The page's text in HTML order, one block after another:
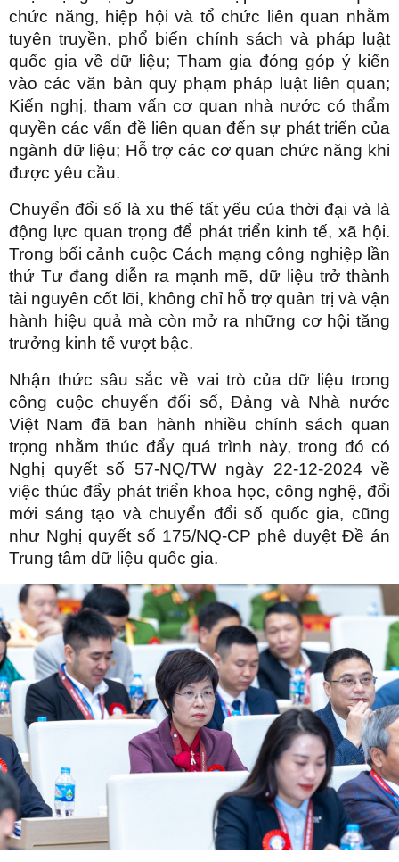
chức năng, hiệp hội và tổ chức liên quan nhằm
tuyên truyền, phổ biến chính sách và pháp luật
quốc gia về dữ liệu; Tham gia đóng góp ý kiến
vào các văn bản quy phạm pháp luật liên quan;
Kiến nghị, tham vấn cơ quan nhà nước có thẩm
quyền các vấn đề liên quan đến sự phát triển của
ngành dữ liệu; Hỗ trợ các cơ quan chức năng khi
được yêu cầu.
Chuyển đổi số là xu thế tất yếu của thời đại và là
động lực quan trọng để phát triển kinh tế, xã hội.
Trong bối cảnh cuộc Cách mạng công nghiệp lần
thứ Tư đang diễn ra mạnh mẽ, dữ liệu trở thành
tài nguyên cốt lõi, không chỉ hỗ trợ quản trị và vận
hành hiệu quả mà còn mở ra những cơ hội tăng
trưởng kinh tế vượt bậc.
Nhận thức sâu sắc về vai trò của dữ liệu trong
công cuộc chuyển đổi số, Đảng và Nhà nước
Việt Nam đã ban hành nhiều chính sách quan
trọng nhằm thúc đẩy quá trình này, trong đó có
Nghị quyết số 57-NQ/TW ngày 22-12-2024 về
việc thúc đẩy phát triển khoa học, công nghệ, đổi
mới sáng tạo và chuyển đổi số quốc gia, cũng
như Nghị quyết số 175/NQ-CP phê duyệt Đề án
Trung tâm dữ liệu quốc gia.